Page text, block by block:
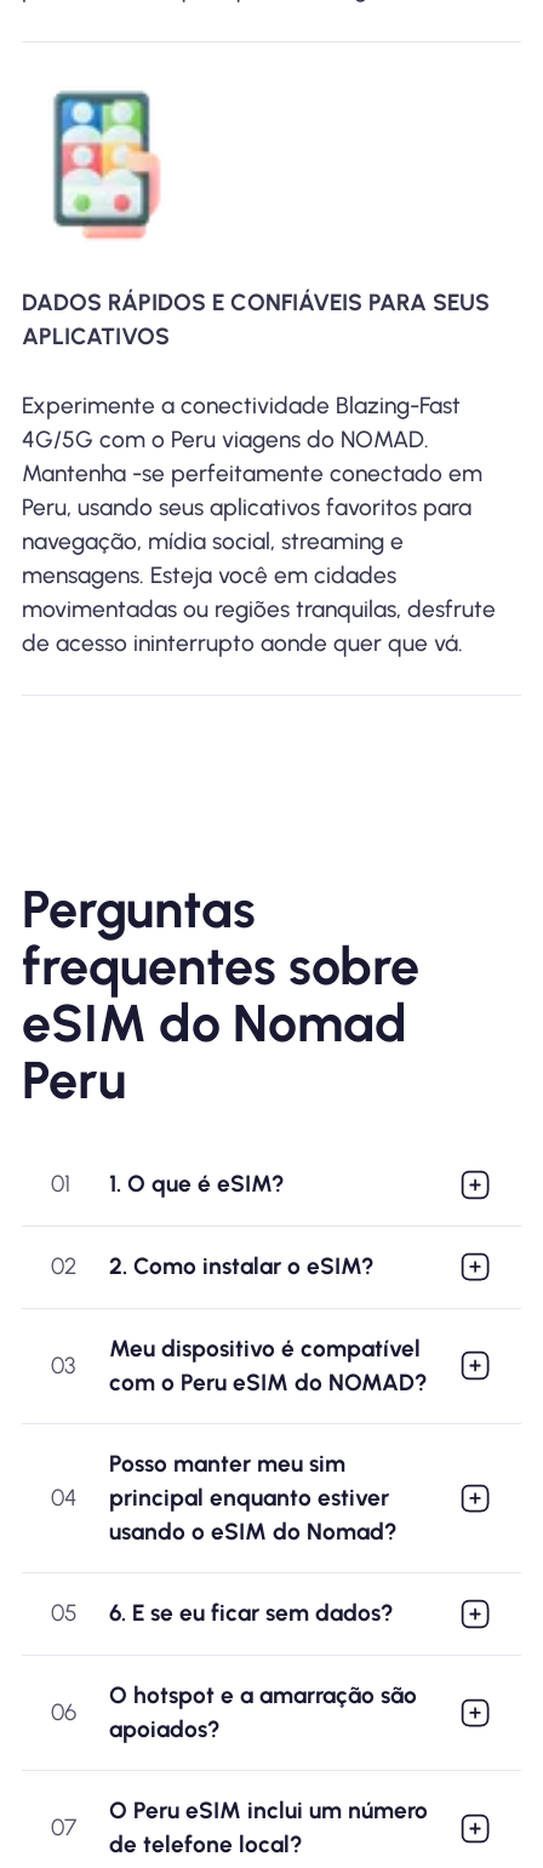
DADOS RÁPIDOS E CONFIÁVEIS ​​PARA SEUS
APLICATIVOS
Experimente a conectividade Blazing-Fast
4G/5G com o Peru viagens do NOMAD.
Mantenha -se perfeitamente conectado em
Peru, usando seus aplicativos favoritos para
navegação, mídia social, streaming e
mensagens. Esteja você em cidades
movimentadas ou regiões tranquilas, desfrute
de acesso ininterrupto aonde quer que vá.
Perguntas
frequentes sobre
eSIM do Nomad
Peru
01 1. O que é eSIM?
02 2. Como instalar o eSIM?
03
Meu dispositivo é compatível
com o Peru eSIM do NOMAD?
04
Posso manter meu sim
principal enquanto estiver
usando o eSIM do Nomad?
05 6. E se eu ficar sem dados?
06
O hotspot e a amarração são
apoiados?
07
O Peru eSIM inclui um número
de telefone local?